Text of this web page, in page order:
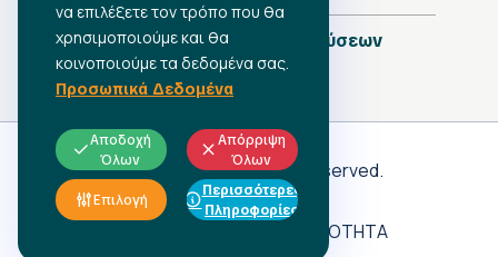
Πλήρες Ημερολόγιο Δημοσιεύσεων
Γ.Σ.Ε.Ε
© 2026 All rights reserved.
ΠΡΟΣΩΠΙΚΑ ΔΕΔΟΜΕΝΑ
ΠΡΟΣΒΑΣΙΜΟΤΗΤΑ
να επιλέξετε τον τρόπο που θα
χρησιμοποιούμε και θα
κοινοποιούμε τα δεδομένα σας.
Προσωπικά Δεδομένα
Αποδοχή
Όλων
Απόρριψη
Όλων
Επιλογή
Περισσότερες
Πληροφορίες